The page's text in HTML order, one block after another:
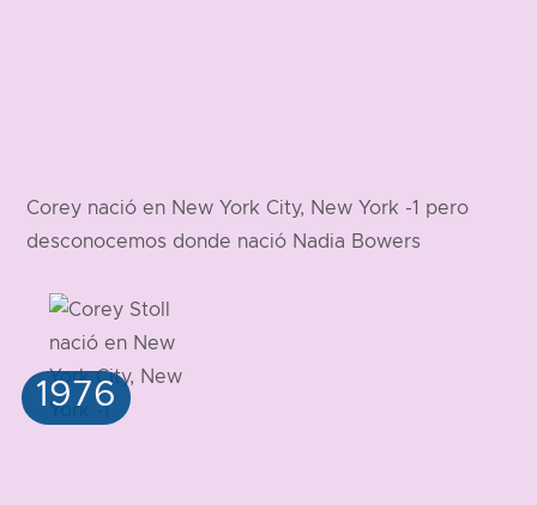
Corey nació en New York City, New York -1 pero
desconocemos donde nació Nadia Bowers